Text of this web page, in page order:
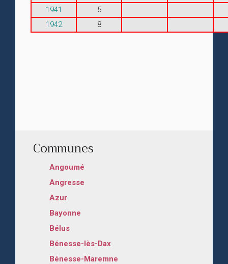
Communes
Angoumé
Angresse
Azur
Bayonne
Bélus
Bénesse-lès-Dax
Bénesse-Maremne
1941
5
1942
8